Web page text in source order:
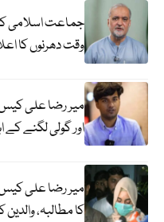
وقت دھرنوں کا
میر رضا علی
اور گولی لگنے
میر رضا علی
کا مطالبہ،